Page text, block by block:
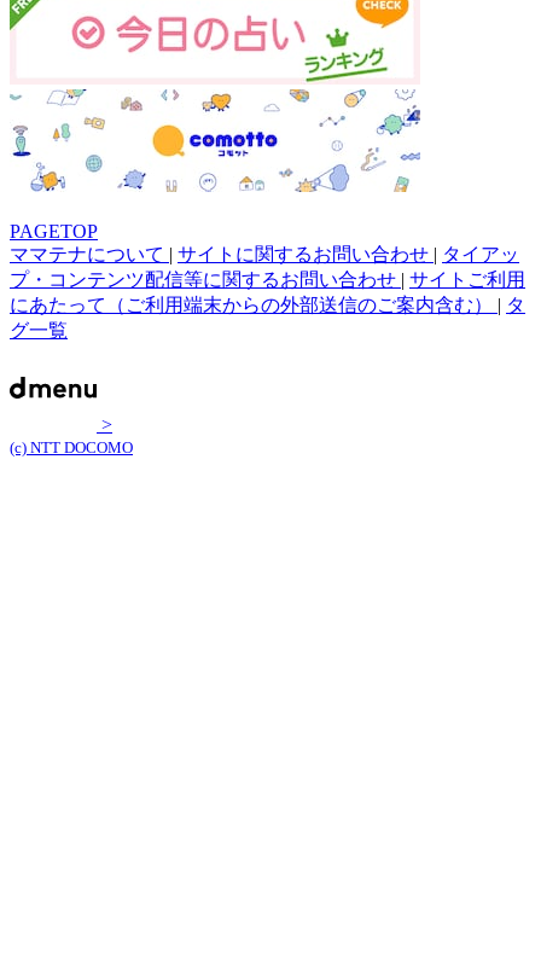
PAGETOP
ママテナについて | サイトに関するお問い合わせ | タイアッ
プ・コンテンツ配信等に関するお問い合わせ | サイトご利用
にあたって（ご利用端末からの外部送信のご案内含む） | タ
グ一覧
>
(c) NTT DOCOMO